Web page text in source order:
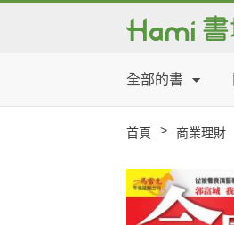
全部的書
首頁 > 商業理財